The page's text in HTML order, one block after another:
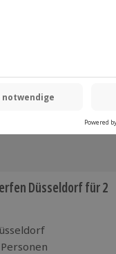
Düsseldorf für 2